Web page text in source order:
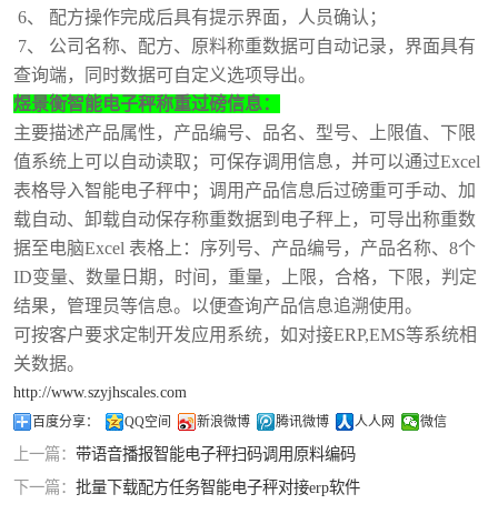
6、 配方操作完成后具有提示界面，人员确认；
7、 公司名称、配方、原料称重数据可自动记录，界面具有
查询端，同时数据可自定义选项导出。
煜景衡智能电子秤称重过磅信息：
主要描述产品属性，产品编号、品名、型号、上限值、下限
值系统上可以自动读取；可保存调用信息，并可以通过Excel
表格导入智能电子秤中；调用产品信息后过磅重可手动、加
载自动、卸载自动保存称重数据到电子秤上，可导出称重数
据至电脑Excel 表格上：序列号、产品编号，产品名称、8个
ID变量、数量日期，时间，重量，上限，合格，下限，判定
结果，管理员等信息。以便查询产品信息追溯使用。
可按客户要求定制开发应用系统，如对接ERP,EMS等系统相
关数据。
http://www.szyjhscales.com
百度分享： QQ空间 新浪微博 腾讯微博 人人网 微信
上一篇： 带语音播报智能电子秤扫码调用原料编码
下一篇： 批量下载配方任务智能电子秤对接erp软件